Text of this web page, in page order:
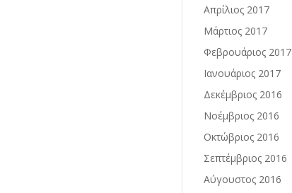
Απρίλιος 2017
Μάρτιος 2017
Φεβρουάριος 2017
Ιανουάριος 2017
Δεκέμβριος 2016
Νοέμβριος 2016
Οκτώβριος 2016
Σεπτέμβριος 2016
Αύγουστος 2016